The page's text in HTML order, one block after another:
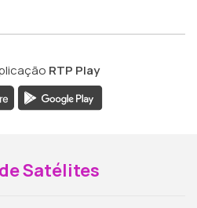
RTP Play
Satélites